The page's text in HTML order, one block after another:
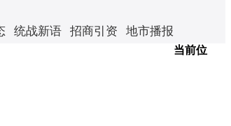
统战新语 招商引资 地市播报
当前位